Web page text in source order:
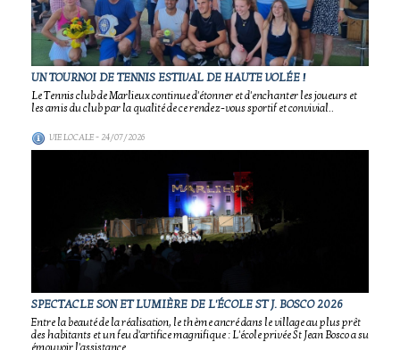
UN TOURNOI DE TENNIS ESTIVAL DE HAUTE VOLÉE !
Le Tennis club de Marlieux continue d'étonner et d'enchanter les joueurs et
les amis du club par la qualité de ce rendez-vous sportif et convivial..
VIE LOCALE- 24/07/2026
SPECTACLE SON ET LUMIÈRE DE L'ÉCOLE ST J. BOSCO 2026
Entre la beauté de la réalisation, le thème ancré dans le village au plus prêt
des habitants et un feu d'artifice magnifique : L'école privée St Jean Bosco a su
émouvoir l'assistance..